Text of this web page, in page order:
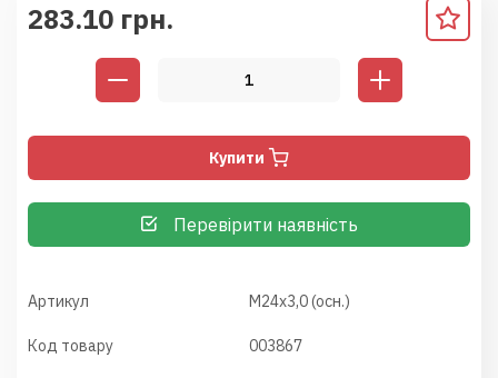
283.10 грн.
Купити
Перевірити наявність
Артикул М24х3,0 (осн.)
Код товару 003867